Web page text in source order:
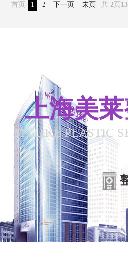
首页 1 2 下一页 末页 共 2 页 13
上海美
MYLIKE PLASTIC